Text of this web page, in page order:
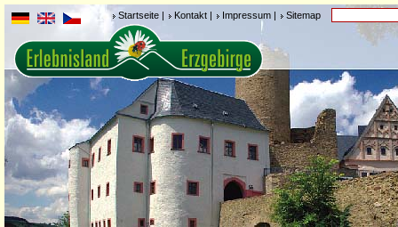
Startseite | Kontakt | Impressum | Sitemap